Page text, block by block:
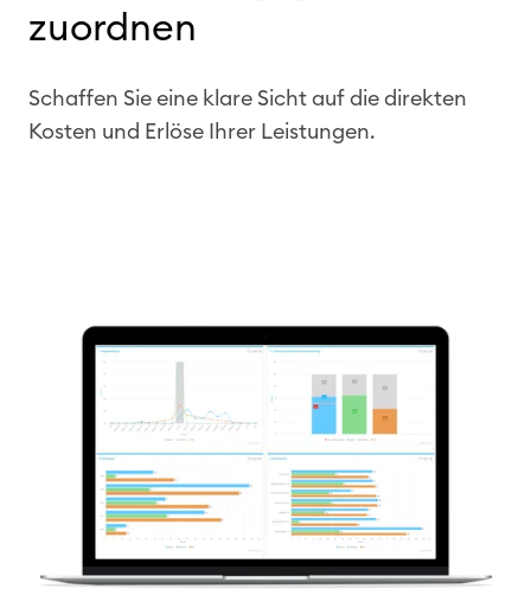
zuordnen
Schaffen Sie eine klare Sicht auf die direkten
Kosten und Erlöse Ihrer Leistungen.